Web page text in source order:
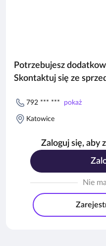
Potrzebujesz
Skontaktuj się ze
792 *** *** pokaż
Katowice
Zaloguj się, aby
Nie